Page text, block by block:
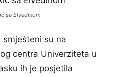
sa Elvedinom
smješteni su na
centra Univerziteta u
ih je posjetila